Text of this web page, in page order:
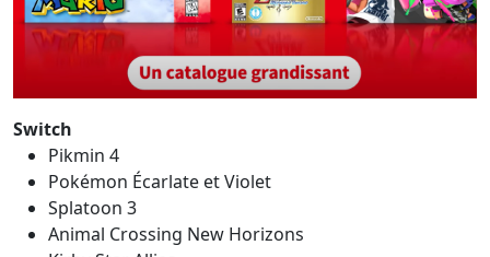
Switch
Pikmin 4
Pokémon Écarlate et Violet
Splatoon 3
Animal Crossing New Horizons